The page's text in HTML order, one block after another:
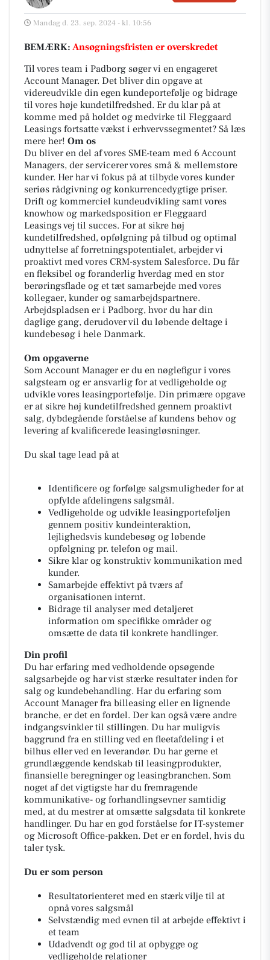
Mandag d. 23. sep. 2024 - kl. 10:56
BEMÆRK: Ansøgningsfristen er overskredet
Til vores team i Padborg søger vi en engageret
Account Manager. Det bliver din opgave at
videreudvikle din egen kundeportefølje og bidrage
til vores høje kundetilfredshed. Er du klar på at
komme med på holdet og medvirke til Fleggaard
Leasings fortsatte vækst i erhvervssegmentet? Så læs
mere her! Om os
Du bliver en del af vores SME-team med 6 Account
Managers, der servicerer vores små & mellemstore
kunder. Her har vi fokus på at tilbyde vores kunder
seriøs rådgivning og konkurrencedygtige priser.
Drift og kommerciel kundeudvikling samt vores
knowhow og markedsposition er Fleggaard
Leasings vej til succes. For at sikre høj
kundetilfredshed, opfølgning på tilbud og optimal
udnyttelse af forretningspotentialet, arbejder vi
proaktivt med vores CRM-system Salesforce. Du får
en fleksibel og foranderlig hverdag med en stor
berøringsflade og et tæt samarbejde med vores
kollegaer, kunder og samarbejdspartnere.
Arbejdspladsen er i Padborg, hvor du har din
daglige gang, derudover vil du løbende deltage i
kundebesøg i hele Danmark.
Om opgaverne
Som Account Manager er du en nøglefigur i vores
salgsteam og er ansvarlig for at vedligeholde og
udvikle vores leasingportefølje. Din primære opgave
er at sikre høj kundetilfredshed gennem proaktivt
salg, dybdegående forståelse af kundens behov og
levering af kvalificerede leasingløsninger.
Du skal tage lead på at
Identificere og forfølge salgsmuligheder for at
opfylde afdelingens salgsmål.
Vedligeholde og udvikle leasingporteføljen
gennem positiv kundeinteraktion,
lejlighedsvis kundebesøg og løbende
opfølgning pr. telefon og mail.
Sikre klar og konstruktiv kommunikation med
kunder.
Samarbejde effektivt på tværs af
organisationen internt.
Bidrage til analyser med detaljeret
information om specifikke områder og
omsætte de data til konkrete handlinger.
Din profil
Du har erfaring med vedholdende opsøgende
salgsarbejde og har vist stærke resultater inden for
salg og kundebehandling. Har du erfaring som
Account Manager fra billeasing eller en lignende
branche, er det en fordel. Der kan også være andre
indgangsvinkler til stillingen. Du har muligvis
baggrund fra en stilling ved en fleetafdeling i et
bilhus eller ved en leverandør. Du har gerne et
grundlæggende kendskab til leasingprodukter,
finansielle beregninger og leasingbranchen. Som
noget af det vigtigste har du fremragende
kommunikative- og forhandlingsevner samtidig
med, at du mestrer at omsætte salgsdata til konkrete
handlinger. Du har en god forståelse for IT-systemer
og Microsoft Office-pakken. Det er en fordel, hvis du
taler tysk.
Du er som person
Resultatorienteret med en stærk vilje til at
opnå vores salgsmål
Selvstændig med evnen til at arbejde effektivt i
et team
Udadvendt og god til at opbygge og
vedligeholde relationer